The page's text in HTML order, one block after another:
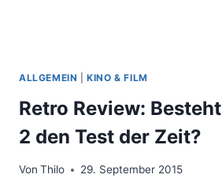
ALLGEMEIN |KINO & FILM
Retro Review:
2 den Test der Zeit?
Von Thilo 29. September 2015